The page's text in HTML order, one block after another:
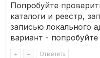
Попробуйте
каталоги и реестр,
записью локального
вариант -
+ – Ответить